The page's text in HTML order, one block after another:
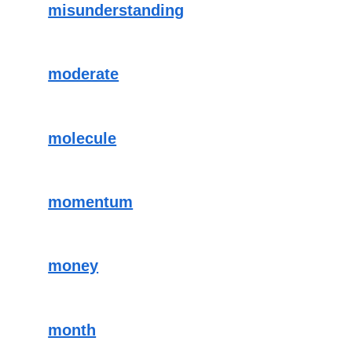
misunderstanding
moderate
molecule
momentum
money
month